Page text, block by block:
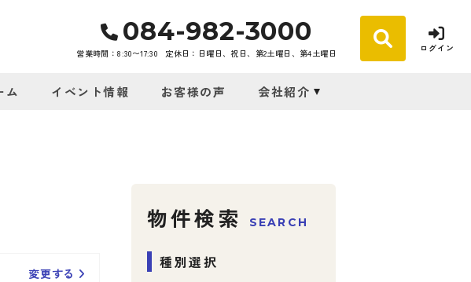
084-982-3000
営業時間：8:30〜17:30 定休日：日曜日、祝日、第2土曜日、第4土曜日 ログイン
ム イベント情報 お客様の声 会社紹介
変更する
物件検索 SEARCH
種別選択